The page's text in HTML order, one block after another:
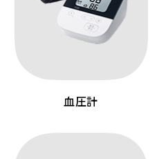
血圧計